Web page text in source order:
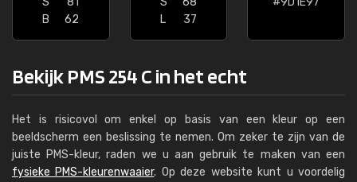
B
62
L
37
Bekijk PMS 254 C in het echt
Het is risicovol om enkel op basis van een kleur op een
beeldscherm een beslissing te nemen. Om zeker te zijn van de
juiste PMS-kleur, raden we u aan gebruik te maken van een
fysieke PMS-kleurenwaaier. Op deze website kunt u voordelig